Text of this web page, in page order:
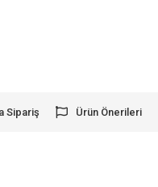
Sipariş Ürün Önerileri